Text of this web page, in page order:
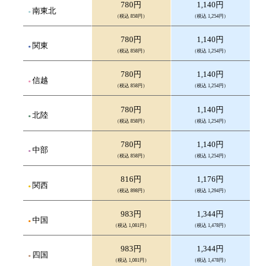
南東北
780円
（税込 858円）
1,140円
（税込 1,254円）
関東
780円
（税込 858円）
1,140円
（税込 1,254円）
信越
780円
（税込 858円）
1,140円
（税込 1,254円）
北陸
780円
（税込 858円）
1,140円
（税込 1,254円）
中部
780円
（税込 858円）
1,140円
（税込 1,254円）
関西
816円
（税込 898円）
1,176円
（税込 1,294円）
中国
983円
（税込 1,081円）
1,344円
（税込 1,478円）
四国
983円
（税込 1,081円）
1,344円
（税込 1,478円）